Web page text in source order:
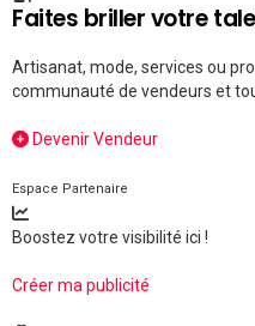
Faites briller votre
Artisanat, mode, services ou
communauté de vendeurs et
Devenir Vendeur
Espace Partenaire
Boostez votre visibilité ici !
Créer ma publicité